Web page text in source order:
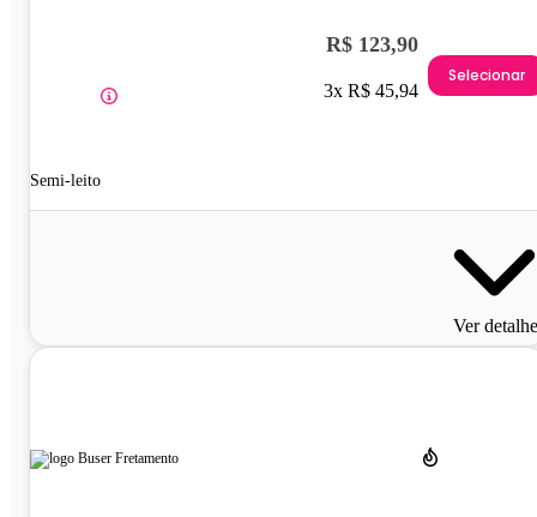
Semi-leito
R$ 123,90
3x R$ 45,94
Selecionar
Ver